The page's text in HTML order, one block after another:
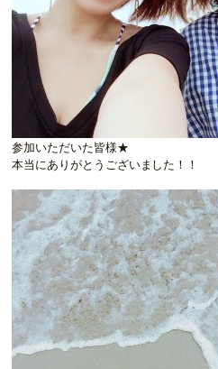
参加いただいた皆様★
本当にありがとうございました！！